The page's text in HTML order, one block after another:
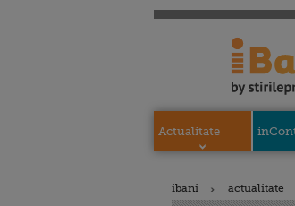
Actualitate
ibani actualitate